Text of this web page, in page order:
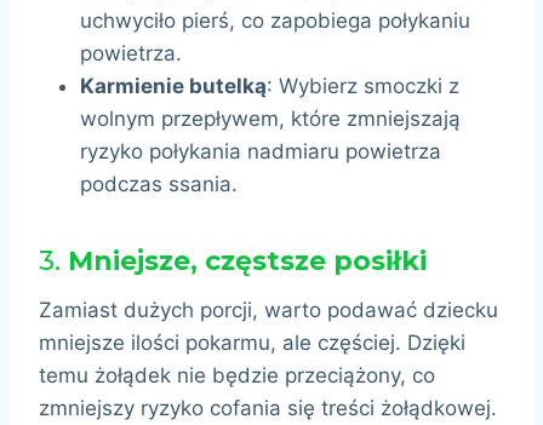
uchwyciło pierś, co zapobiega połykaniu
powietrza.
Karmienie butelką: Wybierz smoczki z
wolnym przepływem, które zmniejszają
ryzyko połykania nadmiaru powietrza
podczas ssania.
3. Mniejsze, częstsze posiłki
Zamiast dużych porcji, warto podawać dziecku
mniejsze ilości pokarmu, ale częściej. Dzięki
temu żołądek nie będzie przeciążony, co
zmniejszy ryzyko cofania się treści żołądkowej.